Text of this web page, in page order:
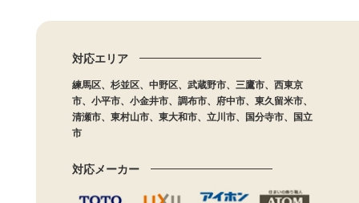
対応エリア
練馬区、杉並区、中野区、武蔵野市、三鷹市、西東京
市、小平市、小金井市、調布市、府中市、東久留米市、
清瀬市、東村山市、東大和市、立川市、国分寺市、国立
市
対応メーカー